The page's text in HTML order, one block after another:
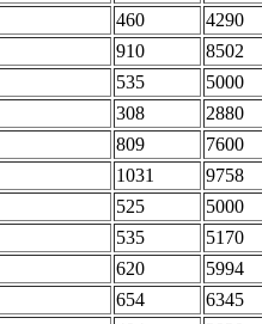
460 4290
910 8502
535 5000
308 2880
809 7600
1031 9758
525 5000
535 5170
620 5994
654 6345